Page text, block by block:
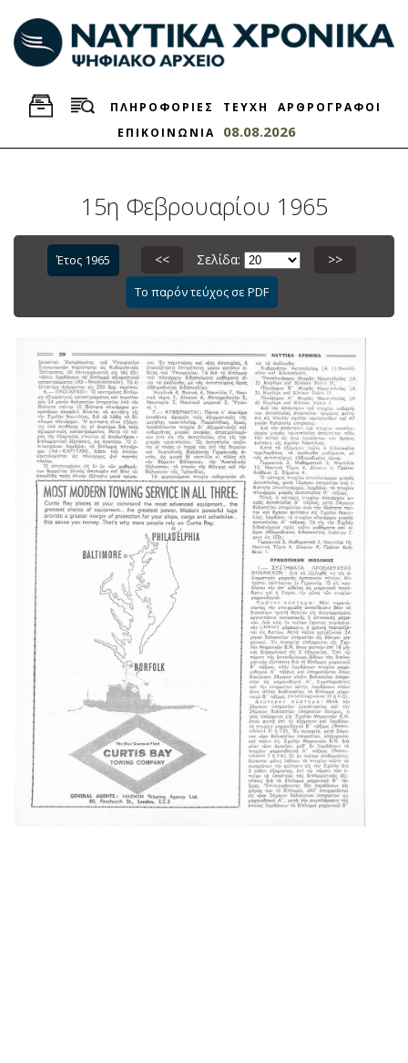
ΠΛΗΡΟΦΟΡΙΕΣ ΤΕΥΧΗ
ΑΡΘΡΟΓΡΑΦΟΙ
ΕΠΙΚΟΙΝΩΝΙΑ
08.08.2026
15η Φεβρουαρίου 1965
Έτος 1965 << Σελίδα: >>
Το παρόν τεύχος σε PDF